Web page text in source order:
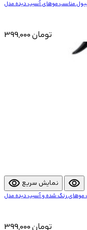
399,000 تومان
visibility نمایش سریع visibility
399,000 تومان